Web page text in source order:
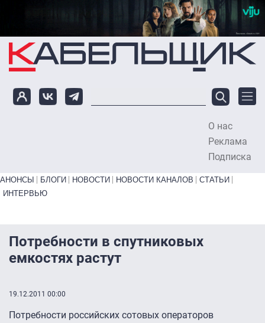
Перейти к основному содержанию
О нас
Реклама
Подписка
Primary links bottom
АНОНСЫ БЛОГИ НОВОСТИ НОВОСТИ КАНАЛОВ
СТАТЬИ
ИНТЕРВЬЮ
Потребности в спутниковых
емкостях растут
19.12.2011 00:00
Потребности российских сотовых операторов